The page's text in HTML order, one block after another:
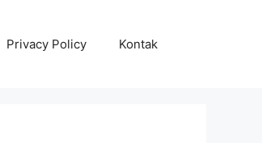
Privacy Policy Kontak